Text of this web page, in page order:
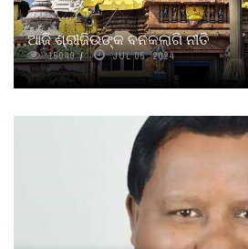
ଆଜି ଶ୍ରୀଜିଉଙ୍କ ବନକଲାଗି ନୀତି
15040 JUL 05, 2024